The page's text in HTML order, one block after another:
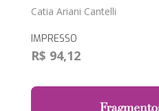
Catia Ariani Cantelli
IMPRESSO
R$ 94,12